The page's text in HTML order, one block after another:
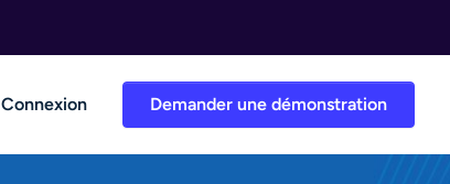
Demander une démonstration
Connexion